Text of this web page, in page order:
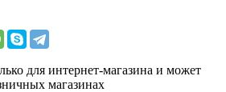
для интернет-магазина и может
магазинах